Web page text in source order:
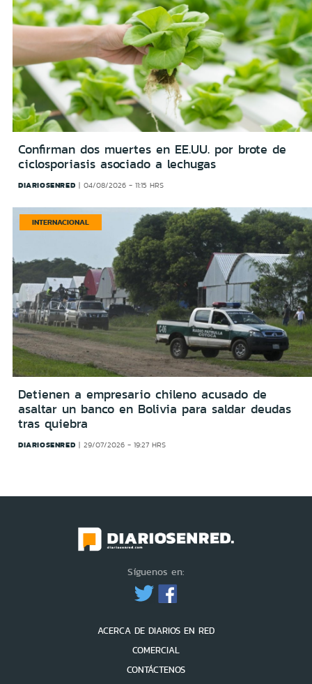
Confirman dos muertes en EE.UU. por brote de
ciclosporiasis asociado a lechugas
DIARIOSENRED 04/08/2026 - 11:15 HRS
INTERNACIONAL
Detienen a empresario chileno acusado de
asaltar un banco en Bolivia para saldar deudas
tras quiebra
DIARIOSENRED 29/07/2026 - 19:27 HRS
Síguenos en:
ACERCA DE DIARIOS EN RED
COMERCIAL
CONTÁCTENOS